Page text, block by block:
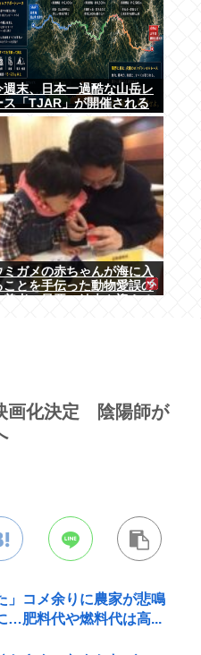
週末、日本一過酷な山岳レ
ス「TJAR」が開催される
ミガメの赤ちゃんが海に入
ことを手伝った動物愛誤の
画化決定 陰陽師が
」コメ余りに農家が悲鳴
…肥料代や燃料代は高...